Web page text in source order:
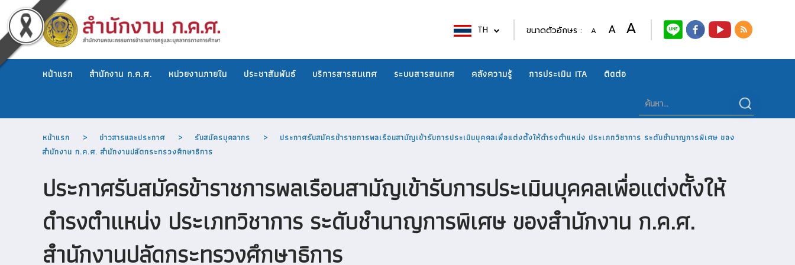
TH ขนาดตัวอักษร : A
A
A
หน้าแรก สำนักงาน ก.ค.ศ. หน่วยงานภายใน ประชาสัมพันธ์ บริการสารสนเทศ ระบบสารสนเทศ คลังความรู้ การประเมิน ITA ติดต่อ
หน้าแรก ข่าวสารและประกาศ รับสมัครบุคลากร
ประกาศรับสมัครข้าราชการพลเรือนสามัญเข้ารับการประเมินบุคคลเพื่อแต่งตั้งให้ดำรงตำแหน่ง ประเภทวิชาการ ระดับชำนาญการพิเศษ ของ
สำนักงาน ก.ค.ศ. สำนักงานปลัดกระทรวงศึกษาธิการ
ประกาศรับสมัครข้าราชการพลเรือนสามัญเข้ารับการประเมินบุคคลเพื่อแต่งตั้งให้
ดำรงตำแหน่ง ประเภทวิชาการ ระดับชำนาญการพิเศษ ของสำนักงาน ก.ค.ศ.
สำนักงานปลัดกระทรวงศึกษาธิการ